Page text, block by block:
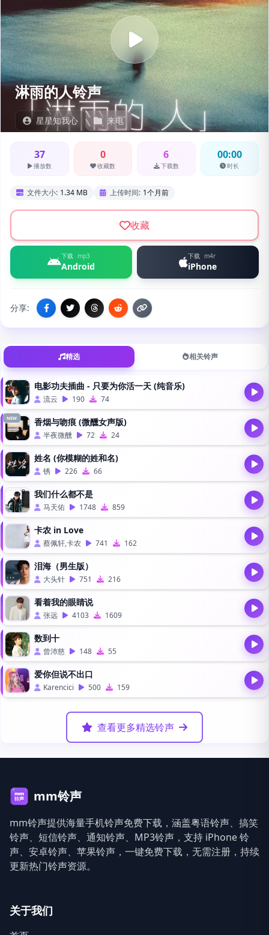
淋雨的人铃声
星星知我心 来电
37
播放数
0
收藏数
6
下载数
00:00
时长
文件大小: 1.34 MB 上传时间: 1个月前
收藏
下载 mp3
Android
下载 m4r
iPhone
分享:
精选 相关铃声
电影功夫插曲 - 只要为你活一天 (纯音乐)
流云 190 74
NEW 香烟与吻痕 (微醺女声版)
半夜微醺 72 24
姓名 (你模糊的姓和名)
锈 226 66
我们什么都不是
马天佑 1748 859
卡农 in Love
蔡佩轩,卡农 741 162
泪海（男生版）
大头针 751 216
看着我的眼睛说
张远 4103 1609
数到十
曾沛慈 148 55
爱你但说不出口
Karencici 500 159
查看更多精选铃声
mm铃声
mm铃声提供海量手机铃声免费下载，涵盖粤语铃声、搞笑
铃声、短信铃声、通知铃声、MP3铃声，支持 iPhone 铃
声、安卓铃声、苹果铃声，一键免费下载，无需注册，持续
更新热门铃声资源。
关于我们